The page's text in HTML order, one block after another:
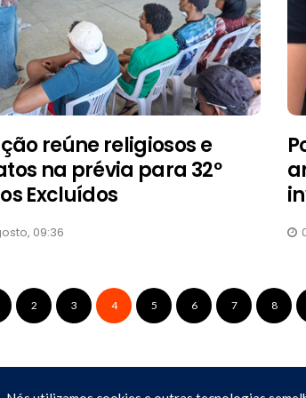
reúne religiosos e
na prévia para 32º
Excluídos
09:36
2 3 4 5 6 7 8